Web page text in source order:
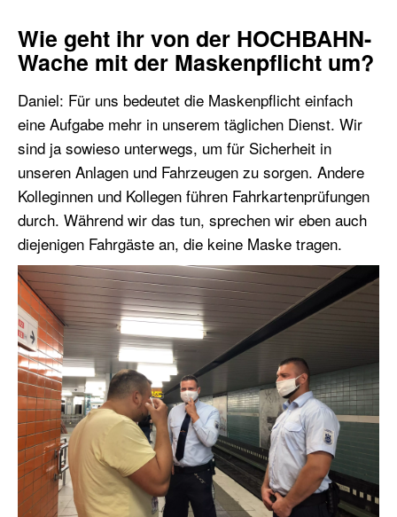
Wie geht ihr von der HOCHBAHN-
Wache mit der Maskenpflicht um?
Daniel: Für uns bedeutet die Maskenpflicht einfach
eine Aufgabe mehr in unserem täglichen Dienst. Wir
sind ja sowieso unterwegs, um für Sicherheit in
unseren Anlagen und Fahrzeugen zu sorgen. Andere
Kolleginnen und Kollegen führen Fahrkartenprüfungen
durch. Während wir das tun, sprechen wir eben auch
diejenigen Fahrgäste an, die keine Maske tragen.